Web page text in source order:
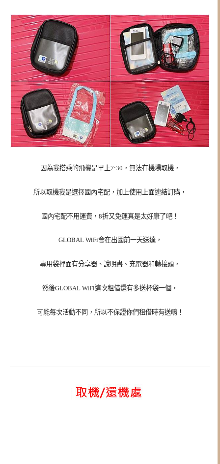
因為我搭乘的飛機是早上7:30，無法在機場取機，
所以取機我是選擇國內宅配，加上使用上面連結訂購，
國內宅配不用運費，8折又免運真是太好康了吧！
GLOBAL WiFi會在出國前一天送達，
專用袋裡面有分享器 、 說明書 、 充電器和轉接頭 ，
然後GLOBAL WiFi這次租借還有多送杯袋一個，
可能每次活動不同，所以不保證你們租借時有送唷！